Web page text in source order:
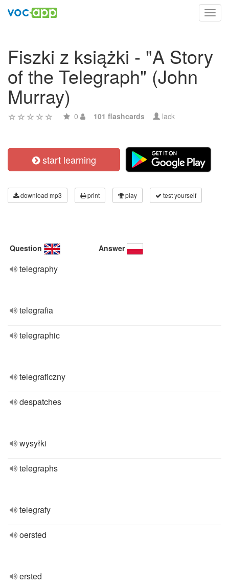
Fiszki z książki - "A Story
of the Telegraph" (John
Murray)
0 101 flashcards lack
start learning
download mp3 print play test yourself
Question Answer
telegraphy
telegrafia
telegraphic
telegraficzny
despatches
wysyłki
telegraphs
telegrafy
oersted
ersted